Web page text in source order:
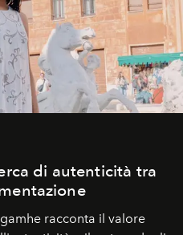
di autenticità tra
racconta il valore